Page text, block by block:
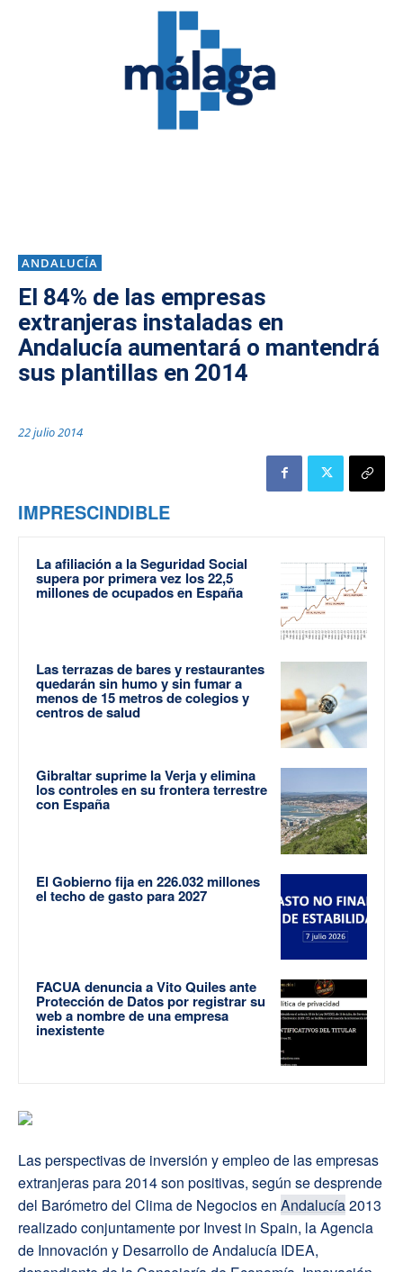
ANDALUCÍA
El 84% de las empresas
extranjeras instaladas en
Andalucía aumentará o mantendrá
sus plantillas en 2014
22 julio 2014
IMPRESCINDIBLE
La afiliación a la Seguridad Social
supera por primera vez los 22,5
millones de ocupados en España
Las terrazas de bares y restaurantes
quedarán sin humo y sin fumar a
menos de 15 metros de colegios y
centros de salud
Gibraltar suprime la Verja y elimina
los controles en su frontera terrestre
con España
El Gobierno fija en 226.032 millones
el techo de gasto para 2027
FACUA denuncia a Vito Quiles ante
Protección de Datos por registrar su
web a nombre de una empresa
inexistente
Las perspectivas de inversión y empleo de las empresas
extranjeras para 2014 son positivas, según se desprende
del Barómetro del Clima de Negocios en Andalucía2013
realizado conjuntamente por Invest in Spain, la Agencia
de Innovación y Desarrollo de Andalucía IDEA,